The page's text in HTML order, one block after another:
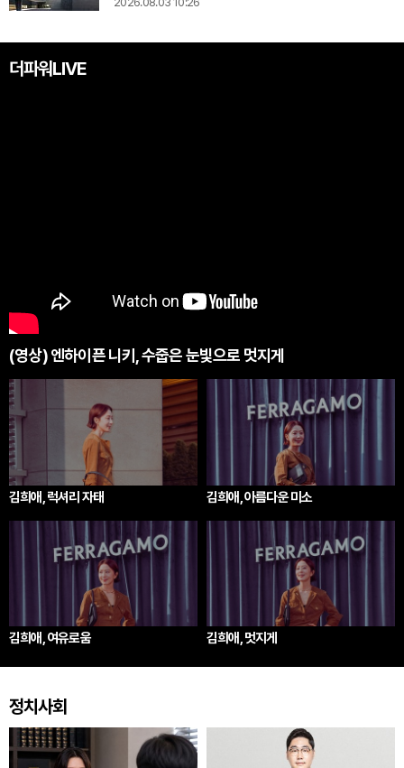
더파워LIVE
(영상) 엔하이픈 니키, 수줍은 눈빛으로 멋지게
김희애, 럭셔리 자태 김희애, 아름다운 미소
김희애, 여유로움 김희애, 멋지게
정치사회